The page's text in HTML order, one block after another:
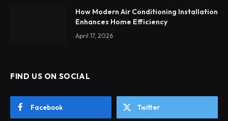
How Modern Air Conditioning Installation
Enhances Home Efficiency
April 17, 2026
FIND US ON SOCIAL
Facebook Twitter